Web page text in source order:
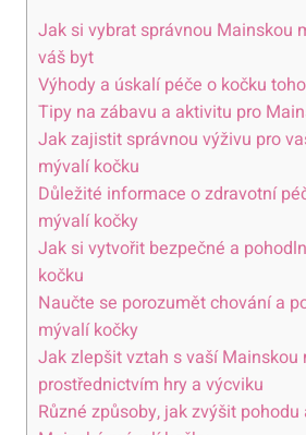
Jak si vybrat správnou Mainskou
váš byt
Výhody a úskalí péče o kočku
Tipy na zábavu a aktivitu pro
Jak zajistit správnou výživu pro
mývalí kočku
Důležité informace o zdravotní
mývalí kočky
Jak si vytvořit bezpečné a
kočku
Naučte se porozumět chování a
mývalí kočky
Jak zlepšit vztah s vaší Mainskou
prostřednictvím hry a výcviku
Různé způsoby, jak zvýšit